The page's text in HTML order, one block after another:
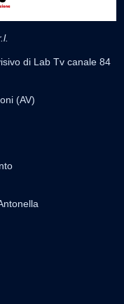
di Lab Tv canale 84
(AV)